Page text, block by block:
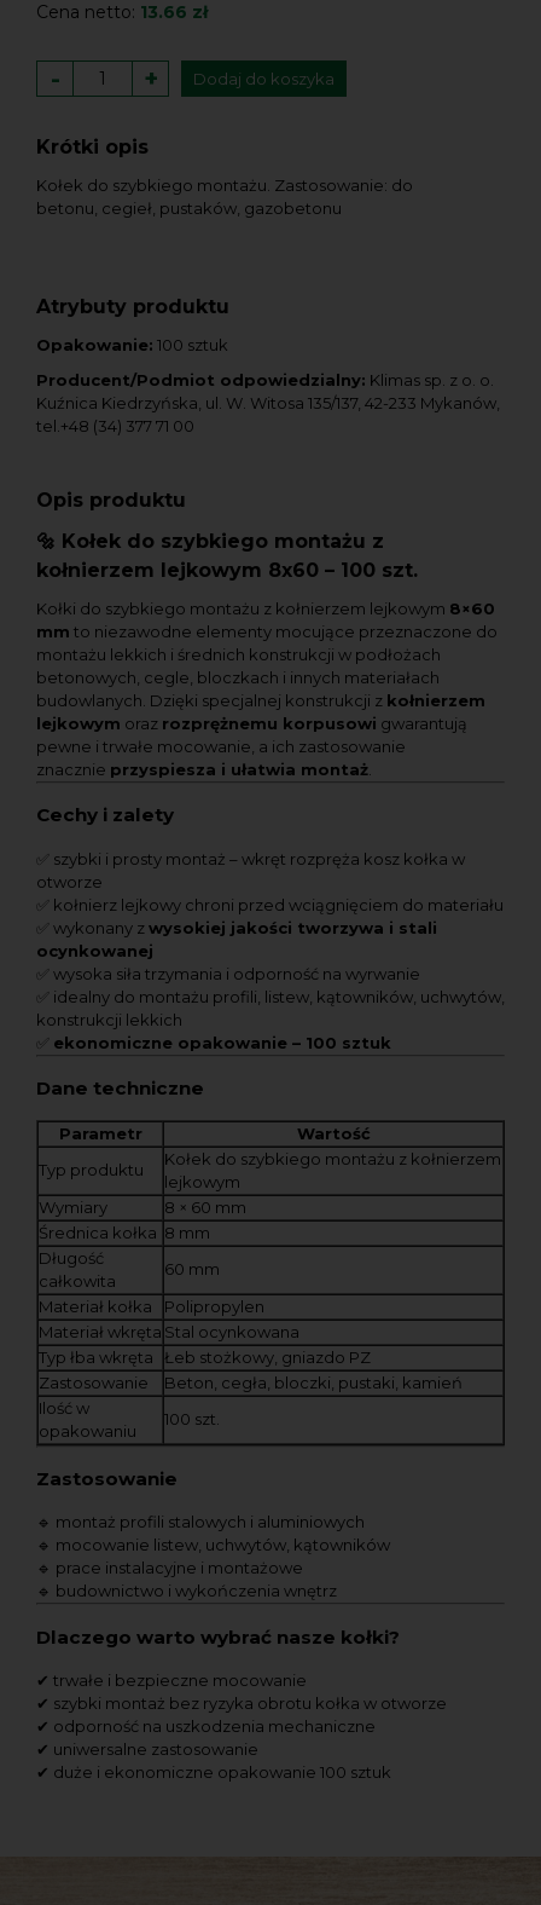
Cena netto: 13.66 zł
- + Dodaj do koszyka
Krótki opis
Kołek do szybkiego montażu. Zastosowanie: do
betonu, cegieł, pustaków, gazobetonu
Atrybuty produktu
Opakowanie: 100 sztuk
Producent/Podmiot odpowiedzialny: Klimas sp. z o. o.
Kuźnica Kiedrzyńska, ul. W. Witosa 135/137, 42-233 Mykanów,
tel.+48 (34) 377 71 00
Opis produktu
🔩 Kołek do szybkiego montażu z
kołnierzem lejkowym 8x60 – 100 szt.
Kołki do szybkiego montażu z kołnierzem lejkowym 8×60
mm to niezawodne elementy mocujące przeznaczone do
montażu lekkich i średnich konstrukcji w podłożach
betonowych, cegle, bloczkach i innych materiałach
budowlanych. Dzięki specjalnej konstrukcji z kołnierzem
lejkowym oraz rozprężnemu korpusowi gwarantują
pewne i trwałe mocowanie, a ich zastosowanie
znacznie przyspiesza i ułatwia montaż.
Cechy i zalety
✅ szybki i prosty montaż – wkręt rozpręża kosz kołka w
otworze
✅ kołnierz lejkowy chroni przed wciągnięciem do materiału
✅ wykonany z wysokiej jakości tworzywa i stali
ocynkowanej
✅ wysoka siła trzymania i odporność na wyrwanie
✅ idealny do montażu profili, listew, kątowników, uchwytów,
konstrukcji lekkich
✅
ekonomiczne opakowanie – 100 sztuk
Dane techniczne
Parametr
Wartość
Typ produktu
Kołek do szybkiego montażu z kołnierzem
lejkowym
Wymiary
8 × 60 mm
Średnica kołka 8 mm
Długość
całkowita
60 mm
Materiał kołka
Polipropylen
Materiał wkręta Stal ocynkowana
Typ łba wkręta
Łeb stożkowy, gniazdo PZ
Zastosowanie
Beton, cegła, bloczki, pustaki, kamień
Ilość w
opakowaniu
100 szt.
Zastosowanie
🔹 montaż profili stalowych i aluminiowych
🔹 mocowanie listew, uchwytów, kątowników
🔹 prace instalacyjne i montażowe
🔹 budownictwo i wykończenia wnętrz
Dlaczego warto wybrać nasze kołki?
✔ trwałe i bezpieczne mocowanie
✔ szybki montaż bez ryzyka obrotu kołka w otworze
✔ odporność na uszkodzenia mechaniczne
✔ uniwersalne zastosowanie
✔ duże i ekonomiczne opakowanie 100 sztuk